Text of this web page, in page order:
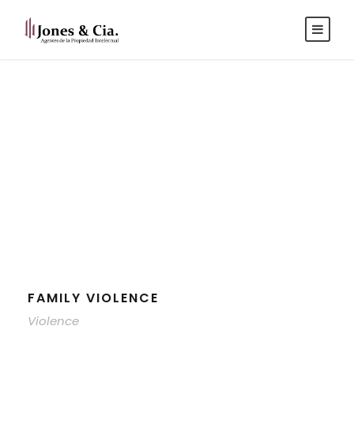
|Inglés
FAMILY VIOLENCE
Violence